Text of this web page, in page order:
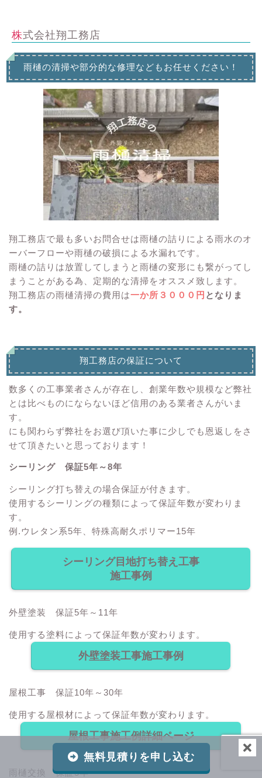
株式会社翔工務店
雨樋の清掃や部分的な修理などもお任せください！
翔工務店で最も多いお問合せは雨樋の詰りによる雨水のオ
ーバーフローや雨樋の破損による水漏れです。
雨樋の詰りは放置してしまうと雨樋の変形にも繋がってし
まうことがある為、定期的な清掃をオススメ致します。
翔工務店の雨樋清掃の費用は一か所３０００円 となりま
す。
翔工務店の保証について
数多くの工事業者さんが存在し、創業年数や規模など弊社
とは比べものにならないほど信用のある業者さんがいま
す。
にも関わらず弊社をお選び頂いた事に少しでも恩返しをさ
せて頂きたいと思っております！
シーリング 保証5年～8年
シーリング打ち替えの場合保証が付きます。
使用するシーリングの種類によって保証年数が変わりま
す。
例.ウレタン系5年、特殊高耐久ポリマー15年
シーリング目地打ち替え工事
施工事例
外壁塗装 保証5年～11年
使用する塗料によって保証年数が変わります。
外壁塗装工事施工事例
屋根工事 保証10年～30年
使用する屋根材によって保証年数が変わります。
屋根工事施工例詳細ページ
雨樋交換 保証5年
無料見積りを申し込む